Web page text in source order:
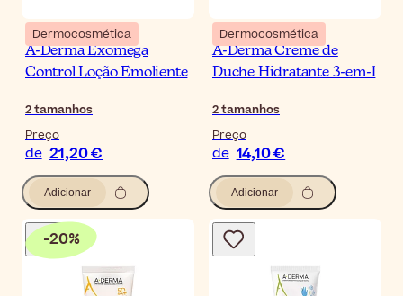
Dermocosmética
A-Derma Exomega
Control Loção Emoliente
2tamanhos
Preço
de 21,20 €
Adicionar
Dermocosmética
A-Derma Creme de
Duche Hidratante 3-em-1
2tamanhos
Preço
de 14,10 €
Adicionar
-20%